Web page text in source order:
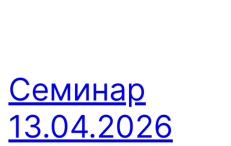
Семинар
13.04.2026